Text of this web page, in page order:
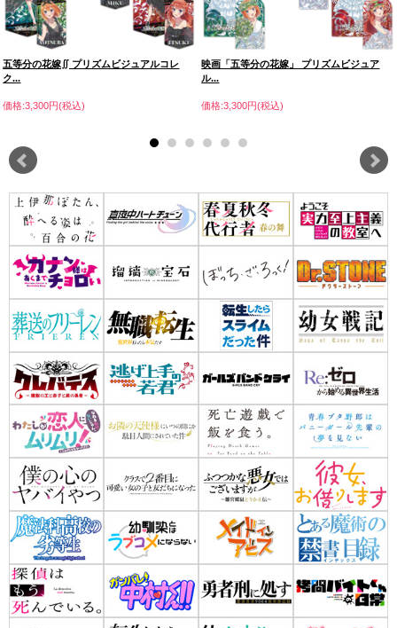
五等分の花嫁∬ プリズムビジュアルコレ
ク...
価格:3,300円(税込)
映画「五等分の花嫁」 プリズムビジュア
ル...
価格:3,300円(税込)